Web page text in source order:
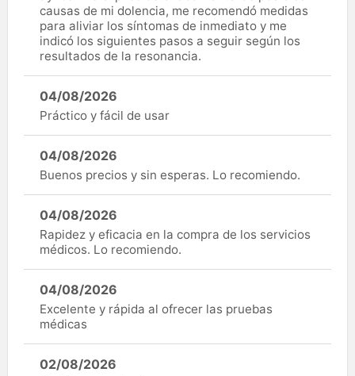
causas de mi dolencia, me recomendó medidas
para aliviar los síntomas de inmediato y me
indicó los siguientes pasos a seguir según los
resultados de la resonancia.
04/08/2026
Práctico y fácil de usar
04/08/2026
Buenos precios y sin esperas. Lo recomiendo.
04/08/2026
Rapidez y eficacia en la compra de los servicios
médicos. Lo recomiendo.
04/08/2026
Excelente y rápida al ofrecer las pruebas
médicas
02/08/2026